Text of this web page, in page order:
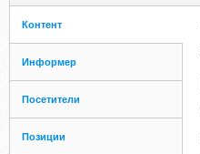
Контент
Информер
Посетители
Позиции